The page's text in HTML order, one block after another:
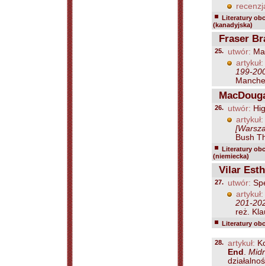
Literatury
(kanadyjska)
Fraser
25. utwór:
artykuł:
199-
26. utwór:
artykuł:
Bush
Literatury
(niemiecka)
Vilar
27. utwór:
artykuł:
201-
reż.
Literatury
28. artykuł:
End .